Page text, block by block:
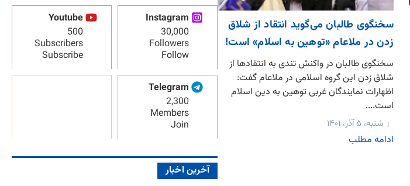
سخنگوی طالبان می‌گوید انتقاد از شلاق
زدن در ملاعام «توهین به اسلام» است!
سخنگوی طالبان در واکنش تندی به انتقادها از
شلاق زدن این گروه اسلامی در ملاعام گفت:
اظهارات نمایندگان غربی توهین به دین اسلام
است....
شنبه، ۵ آذر، ۱۴۰۱
ادامه مطلب
Instagram
30,000
Followers
Follow
Youtube
500
Subscribers
Subscribe
Telegram
2,300
Members
Join
آخرین اخبار